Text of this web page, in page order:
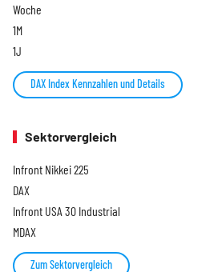
Woche
1M
1J
DAX Index Kennzahlen und Details
Sektorvergleich
Infront Nikkei 225
DAX
Infront USA 30 Industrial
MDAX
Zum Sektorvergleich